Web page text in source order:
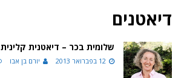
דיאטנים
שלומית בכר – דיאטנית קלינית
12 בפברואר 2013 יורם בן אבו